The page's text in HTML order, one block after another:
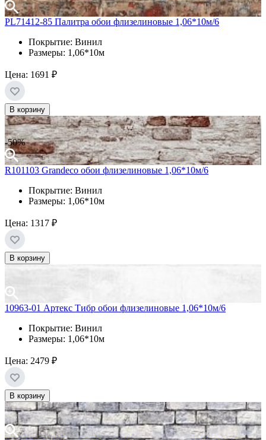
PL71412-85 Палитра обои флизелиновые 1,06*10м/6
Покрытие: Винил
Размеры: 1,06*10м
Цена: 1691 ₽
В корзину
-50%
R101103 Grandeco обои флизелиновые 1,06*10м/6
Покрытие: Винил
Размеры: 1,06*10м
Цена: 1317 ₽
В корзину
10963-01 Артекс Тибр обои флизелиновые 1,06*10м/6
Покрытие: Винил
Размеры: 1,06*10м
Цена: 2479 ₽
В корзину